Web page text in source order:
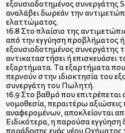
εξουσιοδοτημένος συνεργάτης
αναλάβει δωρεάν την
ελαττώματος.
16.8 Στο πλαίσιο της
από την εγγύηση προβλήματος
εξουσιοδοτημένος συνεργάτης
αντικαταστήσει ή επισκευάσει
εξαρτήματα. Τα εξαρτήματα που
περνούν στην ιδιοκτησία του
συνεργάτη του Πωλητή.
16.9 Στο βαθμό που
νομοθεσία, περαιτέρω
αναφερομένων, αποκλείονται
Ειδικότερα, η παρούσα εγγύηση